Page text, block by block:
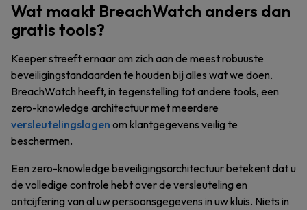
Wat maakt BreachWatch anders dan
gratis tools?
Keeper streeft ernaar om zich aan de meest robuuste
beveiligingstandaarden te houden bij alles wat we doen.
BreachWatch heeft, in tegenstelling tot andere tools, een
zero-knowledge architectuur met meerdere
versleutelingslagen om klantgegevens veilig te
beschermen.
Een zero-knowledge beveiligingsarchitectuur betekent dat u
de volledige controle hebt over de versleuteling en
ontcijfering van al uw persoonsgegevens in uw kluis. Niets in